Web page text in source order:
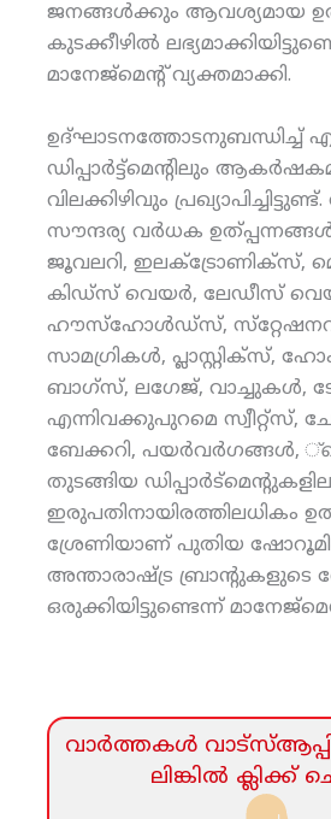
ജനങ്ങള്‍ക്കും ആവശ്യമായ
കുടക്കീഴില്‍
മാനേജ്‌മെന്റ് വ്യക്തമാക്കി.
ഉദ്ഘാടനത്തോടനുബന്ധിച്ച്
ഡിപ്പാര്‍ട്ട്‌മെന്റിലും
വിലക്കിഴിവും
സൗന്ദര്യ വര്‍ധക
ജൂവലറി, ഇലക്‌ട്രോണിക്‌സ്,
കിഡ്‌സ് വെയര്‍, ലേഡീസ്
ഹൗസ്‌ഹോള്‍ഡ്‌സ്,
സാമഗ്രികള്‍, പ്ലാസ്റ്റിക്‌സ്,
ബാഗ്‌സ്, ലഗേജ്, വാച്ചുകള്‍,
എന്നിവക്കുപുറമെ സ്വീറ്റ്‌സ്,
ബേക്കറി,
തുടങ്ങിയ
ഇരുപതിനായിരത്തിലധികം
ശ്രേണിയാണ് പുതിയ
അന്താരാഷ്ട്ര ബ്രാന്റുകളുടെ
ഒരുക്കിയിട്ടുണ്ടെന്ന്
വാര്‍ത്തകള്‍
ലിങ്കില്‍ ക്ലിക്ക്‌